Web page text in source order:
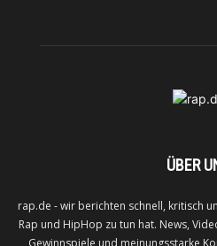
ÜBER
rap.de - wir berichten schnell, kritisch
Rap und HipHop zu tun hat. News,
Gewinnspiele und meinungsstarke